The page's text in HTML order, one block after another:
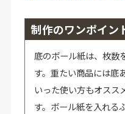
制作のワンポイン
底のボール紙は、枚数
す。重たい商品には底
いった使い方もオスス
す。ボール紙を入れる